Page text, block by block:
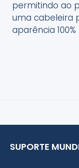
permitindo ao
uma cabeleira
aparência
SUPORTE